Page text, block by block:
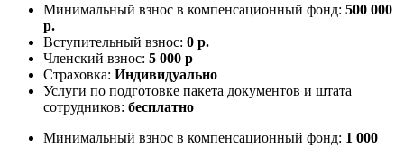
Минимальный взнос в компенсационный фонд: 500 000
р.
Вступительный взнос: 0 р.
Членский взнос: 5 000 р
Страховка: Индивидуально
Услуги по подготовке пакета документов и штата
сотрудников: бесплатно
Минимальный взнос в компенсационный фонд: 1 000